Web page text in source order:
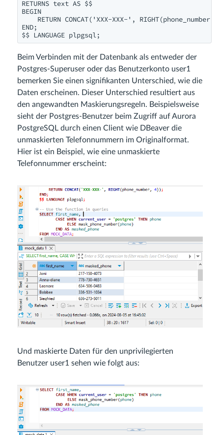
RETURNS text AS $$
BEGIN
RETURN CONCAT('XXX-XXX-', RIGHT(phone_number,
END;
$$ LANGUAGE plpgsql;
Beim Verbinden mit der Datenbank als entweder der
Postgres-Superuser oder das Benutzerkonto user1
bemerken Sie einen signifikanten Unterschied, wie die
Daten erscheinen. Dieser Unterschied resultiert aus
den angewandten Maskierungsregeln. Beispielsweise
sieht der Postgres-Benutzer beim Zugriff auf Aurora
PostgreSQL durch einen Client wie DBeaver die
unmaskierten Telefonnummern im Originalformat.
Hier ist ein Beispiel, wie eine unmaskierte
Telefonnummer erscheint:
Und maskierte Daten für den unprivilegierten
Benutzer user1 sehen wie folgt aus: